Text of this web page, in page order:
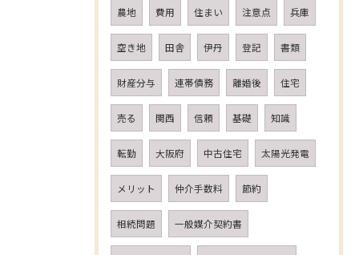
農地 費用 住まい 注意点 兵庫
空き地 田舎 伊丹 登記 書類
財産分与 連帯債務 離婚後 住宅
売る 関西 信頼 基礎 知識
転勤 大阪府 中古住宅 太陽光発電
メリット 仲介手数料 節約
相続問題 一般媒介契約書